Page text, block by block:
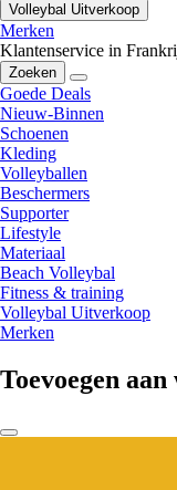
Volleybal Uitverkoop
Merken
Klantenservice in
Zoeken
Goede Deals
Nieuw-Binnen
Schoenen
Kleding
Volleyballen
Beschermers
Supporter
Lifestyle
Materiaal
Beach Volleybal
Fitness & training
Volleybal Uitverkoop
Merken
Toevoegen